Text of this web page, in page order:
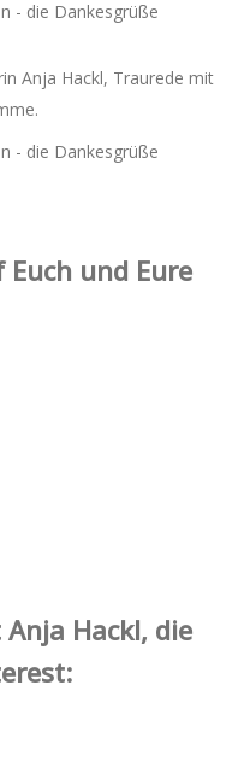
und Eure
Hackl, die